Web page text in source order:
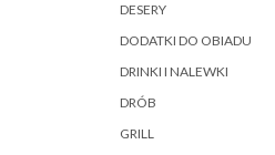
DESERY
DODATKI DO OBIADU
DRINKI I NALEWKI
DRÓB
GRILL